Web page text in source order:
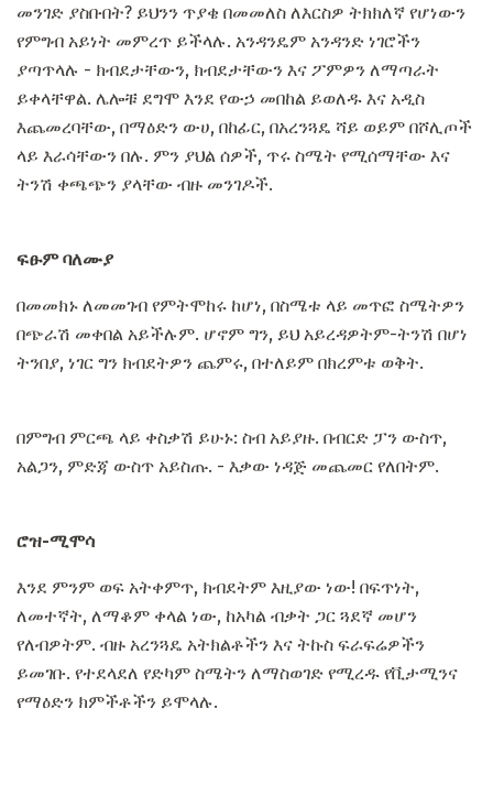
መንገድ ያስቡበት? ይህንን ጥያቄ በመመለስ ለእርስዎ ትክክለኛ የሆነውን
የምግብ አይነት መምረጥ ይችላሉ. አንዳንዴም አንዳንድ ነገሮችን
ያጣጥላሉ - ክብደታቸውን, ክብደታቸውን እና ፖምዎን ለማጣራት
ይቀላቸዋል. ሌሎቹ ደግሞ እንደ የውኃ መበከል ይወለዱ እና አዲስ
እጨመረባቸው, በማዕድን ውሀ, በከፊር, በአረንጓዴ ሻይ ወይም በሾሊጦች
ላይ እራሳቸውን በሉ. ምን ያህል ሰዎች, ጥሩ ስሜት የሚሰማቸው እና
ትንሽ ቀጫጭን ያላቸው ብዙ መንገዶች.
ፍፁም ባለሙያ
በመመክኑ ለመመገብ የምትሞከሩ ከሆነ, በስሜቱ ላይ መጥፎ ስሜትዎን
በጭራሽ መቀበል አይችሉም. ሆኖም ግን, ይህ አይረዳዎትም-ትንሽ በሆነ
ትንበያ, ነገር ግን ክብደትዎን ጨምሩ, በተለይም በክረምቱ ወቅት.
በምግብ ምርጫ ላይ ቀስቃሽ ይሁኑ: ስብ አይያዙ. በብርድ ፓን ውስጥ,
አልጋን, ምድጃ ውስጥ አይስጡ. - እቃው ነዳጅ መጨመር የለበትም.
ሮዝ-ሚሞሳ
እንደ ምንም ወፍ አትቀምጥ, ክብደትም እዚያው ነው! በፍጥነት,
ለመተኛት, ለማቆም ቀላል ነው, ከአካል ብቃት ጋር ጓደኛ መሆን
የለብዎትም. ብዙ አረንጓዴ አትክልቶችን እና ትኩስ ፍራፍሬዎችን
ይመገቡ. የተደላደለ የድካም ስሜትን ለማስወገድ የሚረዱ የቪታሚንና
የማዕድን ክምችቶችን ይሞላሉ.